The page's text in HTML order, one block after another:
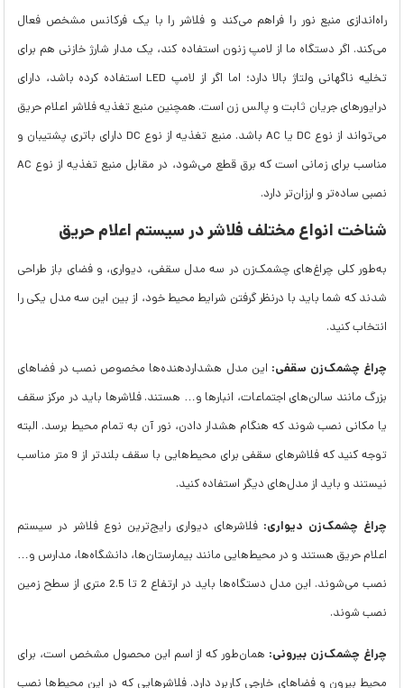
راه‌اندازی منبع نور را فراهم می‌کند و فلاشر را با یک فرکانس مشخص فعال
می‌کند. اگر دستگاه ما از لامپ زنون استفاده کند، یک مدار شارژ خازنی هم برای
تخلیه ناگهانی ولتاژ بالا دارد؛ اما اگر از لامپ LED استفاده کرده باشد، دارای
درایورهای جریان ثابت و پالس زن است. همچنین منبع تغذیه فلاشر اعلام حریق
می‌تواند از نوع DC یا AC باشد. منبع تغذیه از نوع DC دارای باتری پشتیبان و
مناسب برای زمانی است که برق قطع می‌شود، در مقابل منبع تغذیه از نوع AC
نصبی ساده‌تر و ارزان‌تر دارد.
شناخت انواع مختلف فلاشر در سیستم اعلام حریق
به‌طور کلی چراغ‌های چشمک‌زن در سه مدل سقفی، دیواری، و فضای باز طراحی
شدند که شما باید با درنظر گرفتن شرایط محیط خود، از بین این سه مدل یکی را
انتخاب کنید.
چراغ چشمک‌زن سقفی: این مدل هشداردهنده‌ها مخصوص نصب در فضاهای
بزرگ مانند سالن‌های اجتماعات، انبارها و… هستند. فلاشرها باید در مرکز سقف
یا مکانی نصب شوند که هنگام هشدار دادن، نور آن به تمام محیط برسد. البته
توجه کنید که فلاشرهای سقفی برای محیط‌هایی با سقف بلندتر از 9 متر مناسب
نیستند و باید از مدل‌های دیگر استفاده کنید.
چراغ چشمک‌زن دیواری: فلاشرهای دیواری رایج‌ترین نوع فلاشر در سیستم
اعلام حریق هستند و در محیط‌هایی مانند بیمارستان‌ها، دانشگاه‌ها، مدارس و…
نصب می‌شوند. این مدل دستگاه‌ها باید در ارتفاع 2 تا 2.5 متری از سطح زمین
نصب شوند.
چراغ چشمک‌زن بیرونی: همان‌طور که از اسم این محصول مشخص است، برای
محیط بیرون و فضاهای خارجی کاربرد دارد. فلاشرهایی که در این محیط‌ها نصب